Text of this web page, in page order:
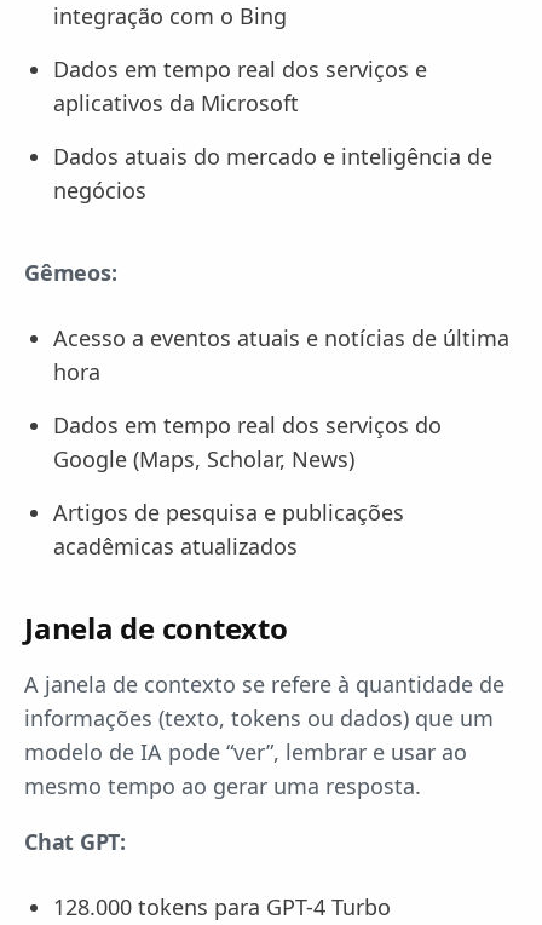
integração com o Bing
Dados em tempo real dos serviços e
aplicativos da Microsoft
Dados atuais do mercado e inteligência de
negócios
Gêmeos:
Acesso a eventos atuais e notícias de última
hora
Dados em tempo real dos serviços do
Google (Maps, Scholar, News)
Artigos de pesquisa e publicações
acadêmicas atualizados
Janela de contexto
A janela de contexto se refere à quantidade de
informações (texto, tokens ou dados) que um
modelo de IA pode “ver”, lembrar e usar ao
mesmo tempo ao gerar uma resposta.
Chat GPT:
128.000 tokens para GPT-4 Turbo